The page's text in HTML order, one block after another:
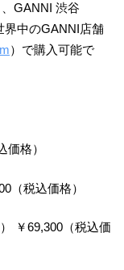
GANNI 渋谷
界中のGANNI店舗
）で購入可能で
格）
（税込価格）
￥69,300（税込価